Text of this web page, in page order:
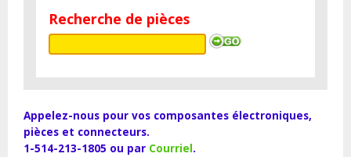
Recherche de pièces
Appelez-nous pour vos composantes électroniques,
pièces et connecteurs.
1-514-213-1805 ou par Courriel.